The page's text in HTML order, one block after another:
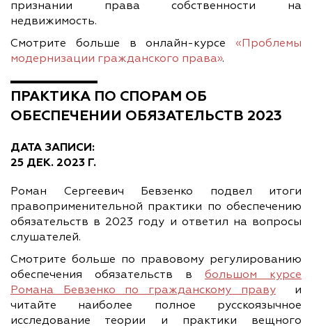
признании права собственности на
недвижимость.
Смотрите больше в онлайн-курсе «Проблемы
модернизации гражданского права».
ПРАКТИКА ПО СПОРАМ ОБ
ОБЕСПЕЧЕНИИ ОБЯЗАТЕЛЬСТВ 2023
ДАТА ЗАПИСИ:
25 ДЕК. 2023 Г.
Роман Сергеевич Бевзенко подвел итоги
правоприменительной практики по обеспечению
обязательств в 2023 году и ответил на вопросы
слушателей.
Смотрите больше по правовому регулированию
обеспечения обязательств в большом курсе
Романа Бевзенко по гражданскому правуи
читайте наиболее полное русскоязычное
исследование теории и практики вещного